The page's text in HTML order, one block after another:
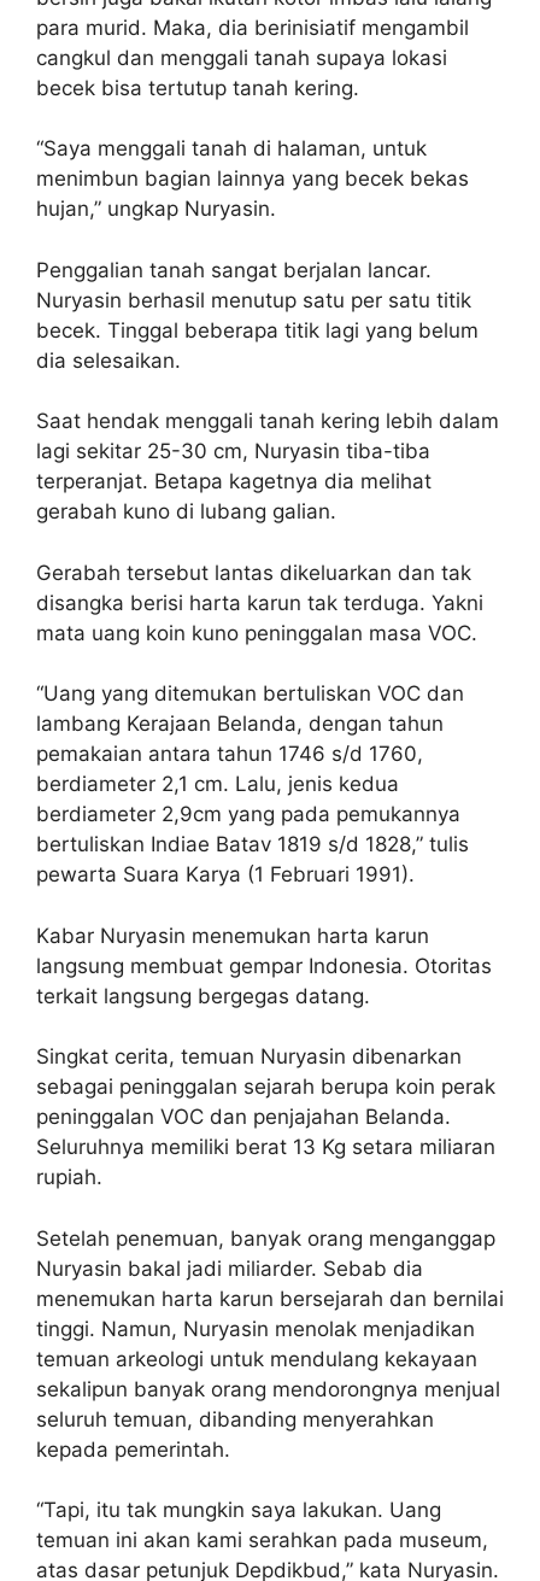
para murid. Maka, dia berinisiatif mengambil
cangkul dan menggali tanah supaya lokasi
becek bisa tertutup tanah kering.
“Saya menggali tanah di halaman, untuk
menimbun bagian lainnya yang becek bekas
hujan,” ungkap Nuryasin.
Penggalian tanah sangat berjalan lancar.
Nuryasin berhasil menutup satu per satu titik
becek. Tinggal beberapa titik lagi yang belum
dia selesaikan.
Saat hendak menggali tanah kering lebih dalam
lagi sekitar 25-30 cm, Nuryasin tiba-tiba
terperanjat. Betapa kagetnya dia melihat
gerabah kuno di lubang galian.
Gerabah tersebut lantas dikeluarkan dan tak
disangka berisi harta karun tak terduga. Yakni
mata uang koin kuno peninggalan masa VOC.
“Uang yang ditemukan bertuliskan VOC dan
lambang Kerajaan Belanda, dengan tahun
pemakaian antara tahun 1746 s/d 1760,
berdiameter 2,1 cm. Lalu, jenis kedua
berdiameter 2,9cm yang pada pemukannya
bertuliskan Indiae Batav 1819 s/d 1828,” tulis
pewarta Suara Karya (1 Februari 1991).
Kabar Nuryasin menemukan harta karun
langsung membuat gempar Indonesia. Otoritas
terkait langsung bergegas datang.
Singkat cerita, temuan Nuryasin dibenarkan
sebagai peninggalan sejarah berupa koin perak
peninggalan VOC dan penjajahan Belanda.
Seluruhnya memiliki berat 13 Kg setara miliaran
rupiah.
Setelah penemuan, banyak orang menganggap
Nuryasin bakal jadi miliarder. Sebab dia
menemukan harta karun bersejarah dan bernilai
tinggi. Namun, Nuryasin menolak menjadikan
temuan arkeologi untuk mendulang kekayaan
sekalipun banyak orang mendorongnya menjual
seluruh temuan, dibanding menyerahkan
kepada pemerintah.
“Tapi, itu tak mungkin saya lakukan. Uang
temuan ini akan kami serahkan pada museum,
atas dasar petunjuk Depdikbud,” kata Nuryasin.